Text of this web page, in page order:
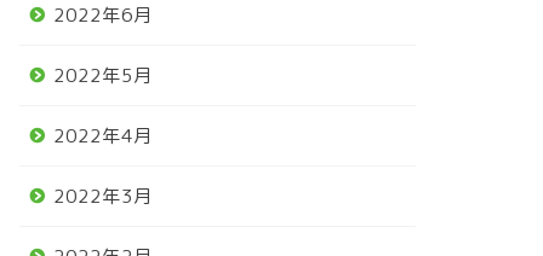
2022年6月
2022年5月
2022年4月
2022年3月